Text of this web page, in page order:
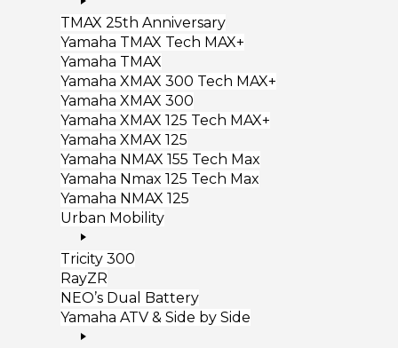
TMAX 25th Anniversary
Yamaha TMAX Tech MAX+
Yamaha TMAX
Yamaha XMAX 300 Tech MAX+
Yamaha XMAX 300
Yamaha XMAX 125 Tech MAX+
Yamaha XMAX 125
Yamaha NMAX 155 Tech Max
Yamaha Nmax 125 Tech Max
Yamaha NMAX 125
Urban Mobility
Tricity 300
RayZR
NEO’s Dual Battery
Yamaha ATV & Side by Side